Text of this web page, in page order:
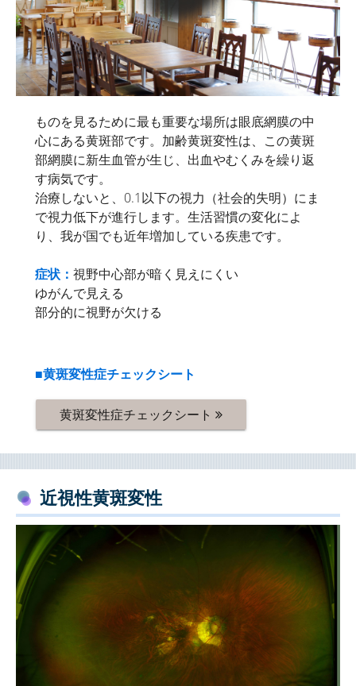
ものを見るために最も重要な場所は眼底網膜の中
心にある黄斑部です。加齢黄斑変性は、この黄斑
部網膜に新生血管が生じ、出血やむくみを繰り返
す病気です。
治療しないと、0.1以下の視力（社会的失明）にま
で視力低下が進行します。生活習慣の変化によ
り、我が国でも近年増加している疾患です。
症状：視野中心部が暗く見えにくい
ゆがんで見える
部分的に視野が欠ける
■黄斑変性症チェックシート
黄斑変性症チェックシート
近視性黄斑変性